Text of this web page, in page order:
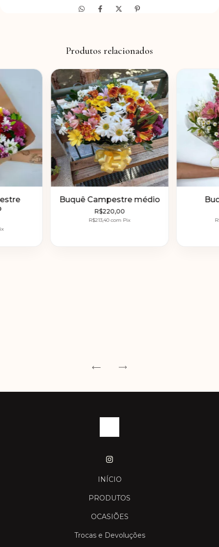
Produtos relacionados
Buquê Campestre médio
R$220,00
R$213,40com Pix
INÍCIO
PRODUTOS
OCASIÕES
Trocas e Devoluções